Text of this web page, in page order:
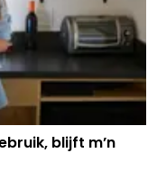
blijft m’n